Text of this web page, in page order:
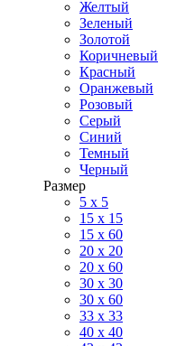
Желтый
Зеленый
Золотой
Коричневый
Красный
Оранжевый
Розовый
Серый
Синий
Темный
Черный
Размер
5 x 5
15 x 15
15 x 60
20 х 20
20 x 60
30 х 30
30 x 60
33 x 33
40 х 40